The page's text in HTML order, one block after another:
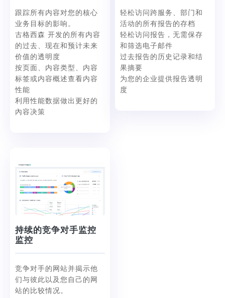
跟踪所有内容对您的核心
业务目标的影响。
古格西森 开发的所有内容
的过去、现在和预计未来
价值的透明度
按页面、内容类型、内容
标签或内容概述查看内容
性能
利用性能数据做出更好的
內容决策
轻松访问跨服务、部门和
活动的所有报告的存档
轻松访问报告，无需保存
和筛选电子邮件
过去报告的历史记录和结
果摘要
为您的企业提供报告透明
度
持续的竞争对手监控
监控
竞争对手的网站并揭示他
们与彼此以及您自己的网
站的比较情况。